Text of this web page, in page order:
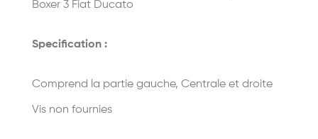
Boxer 3 Fiat Ducato
Specification :
Comprend la partie gauche, Centrale et droite
Vis non fournies